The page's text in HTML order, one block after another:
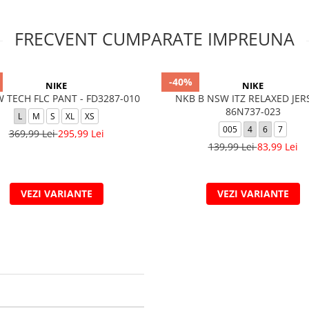
FRECVENT CUMPARATE IMPREUNA
NIKE
TECH FLC PANT - FD3287-010
L M S XL XS
369,99 Lei295,99 Lei
VEZI VARIANTE
-40% NIKE
NKB B NSW ITZ RELAXED
86N737-023
005 4 6 7
139,99 Lei83,99 Lei
VEZI VARIANTE